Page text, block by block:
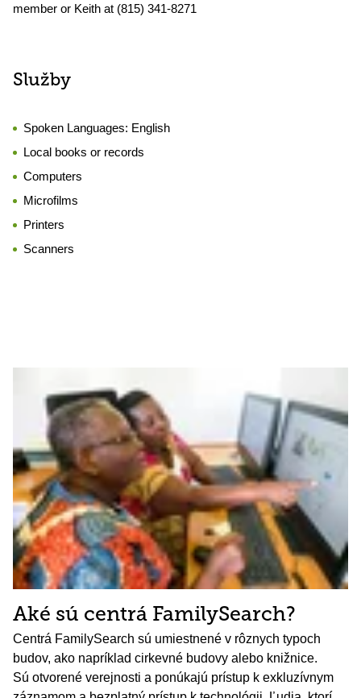
member or Keith at (815) 341-8271
Služby
Spoken Languages: English
Local books or records
Computers
Microfilms
Printers
Scanners
Aké sú centrá FamilySearch?
Centrá FamilySearch sú umiestnené v rôznych typoch
budov, ako napríklad cirkevné budovy alebo knižnice.
Sú otvorené verejnosti a ponúkajú prístup k exkluzívnym